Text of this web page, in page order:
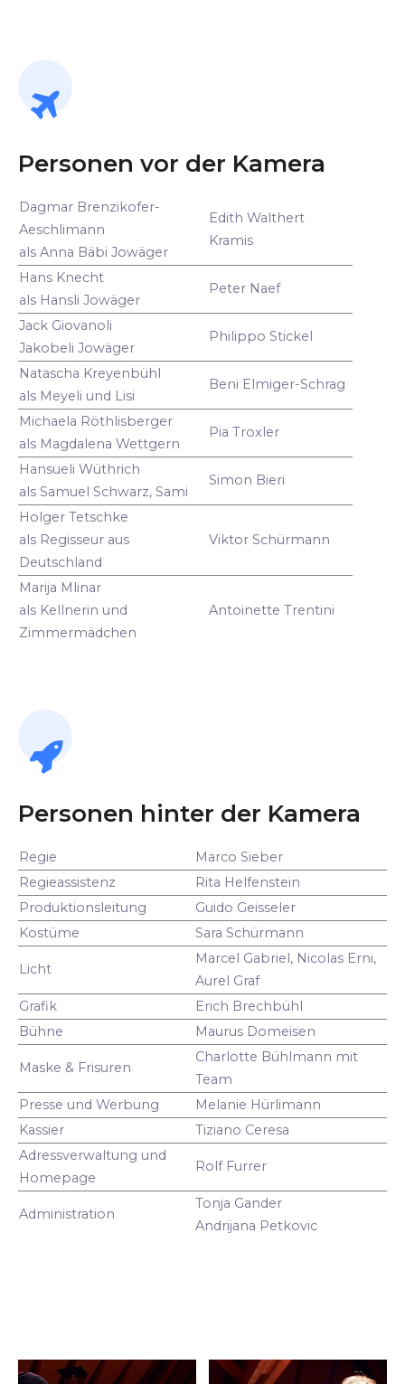
Personen vor der Kamera
Dagmar Brenzikofer-
Aeschlimann
als Anna Bäbi Jowäger
Edith Walthert
Kramis
Hans Knecht
als Hansli Jowäger
Peter Naef
Jack Giovanoli
Jakobeli Jowäger
Philippo Stickel
Natascha Kreyenbühl
als Meyeli und Lisi
Beni Elmiger-Schrag
Michaela Röthlisberger
als Magdalena Wettgern
Pia Troxler
Hansueli Wüthrich
als Samuel Schwarz, Sami
Simon Bieri
Holger Tetschke
als Regisseur aus
Deutschland
Viktor Schürmann
Marija Mlinar
als Kellnerin und
Zimmermädchen
Antoinette Trentini
Personen hinter der Kamera
Regie
Marco Sieber
Regieassistenz
Rita Helfenstein
Produktionsleitung
Guido Geisseler
Kostüme
Sara Schürmann
Licht
Marcel Gabriel, Nicolas Erni,
Aurel Graf
Grafik
Erich Brechbühl
Bühne
Maurus Domeisen
Maske & Frisuren
Charlotte Bühlmann mit
Team
Presse und Werbung
Melanie Hürlimann
Kassier
Tiziano Ceresa
Adressverwaltung und
Homepage
Rolf Furrer
Administration
Tonja Gander
Andrijana Petkovic